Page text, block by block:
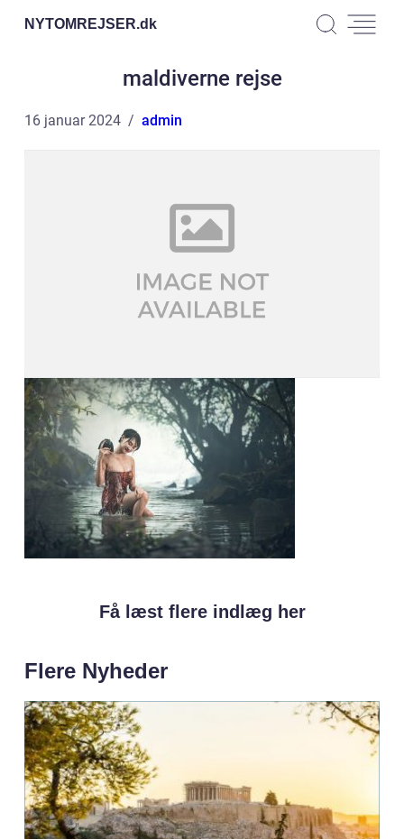
NYTOMREJSER.dk
maldiverne rejse
16 januar 2024 admin
Få læst flere indlæg her
Flere Nyheder